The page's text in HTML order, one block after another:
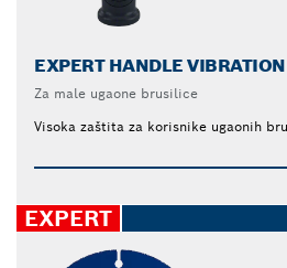
EXPERT HANDLE
Za male ugaone brusilice
Visoka zaštita za korisnike ugaonih
EXPERT